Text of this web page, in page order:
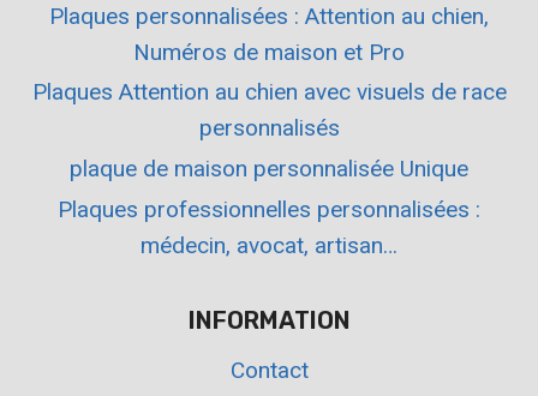
Plaques personnalisées : Attention au chien,
Numéros de maison et Pro
Plaques Attention au chien avec visuels de race
personnalisés
plaque de maison personnalisée Unique
Plaques professionnelles personnalisées :
médecin, avocat, artisan…
INFORMATION
Contact